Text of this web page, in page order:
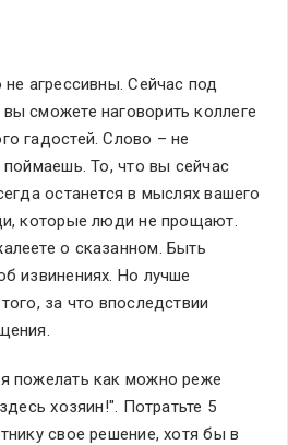
агрессивны. Сейчас под
сможете наговорить коллеге
гадостей. Слово – не
То, что вы сейчас
останется в мыслях вашего
которые люди не прощают.
о сказанном. Быть
извинениях. Но лучше
за что впоследствии
пожелать как можно реже
хозяин!". Потратьте 5
свое решение, хотя бы в